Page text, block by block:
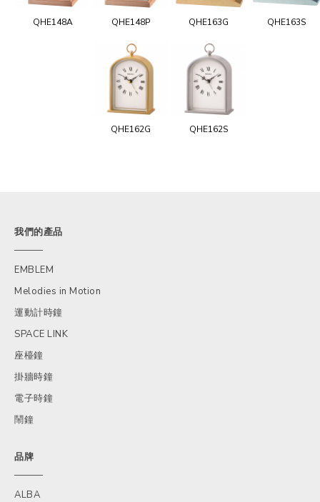
QHE148A QHE148P QHE163G QHE163S
QHE162G QHE162S
我們的產品
EMBLEM
Melodies in Motion
運動計時鐘
SPACE LINK
座檯鐘
掛牆時鐘
電子時鐘
鬧鐘
品牌
ALBA